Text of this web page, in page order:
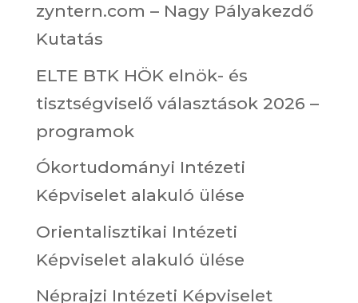
zyntern.com – Nagy Pályakezdő
Kutatás
ELTE BTK HÖK elnök- és
tisztségviselő választások 2026 –
programok
Ókortudományi Intézeti
Képviselet alakuló ülése
Orientalisztikai Intézeti
Képviselet alakuló ülése
Néprajzi Intézeti Képviselet